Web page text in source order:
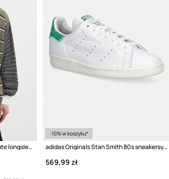
adidas Originals Song for the Mute longsleeve męski
-10% w koszyku*
adidas Originals Stan Smith 80s sneakersy męskie skórzane
569,99 zł